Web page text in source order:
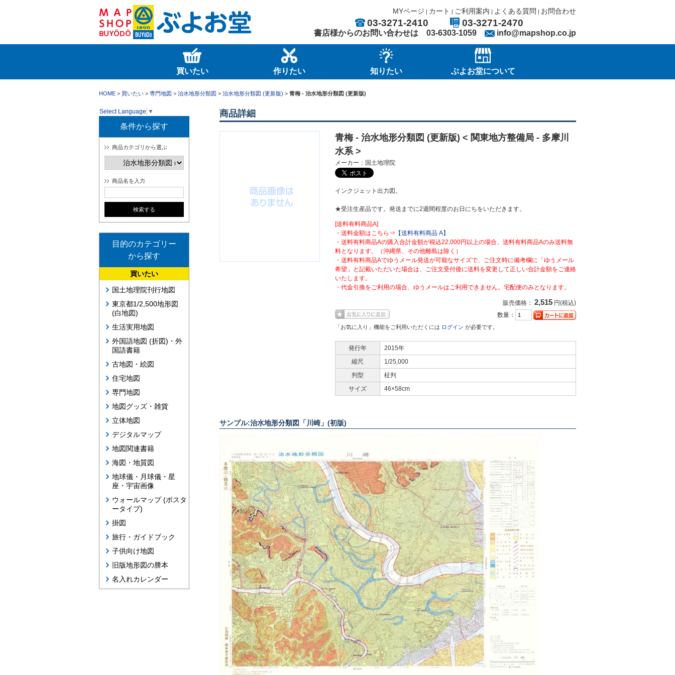
MYページ | カート | ご利用案内 | よくある質問 | お問合わせ
03-3271-2410 03-3271-2470
書店様からのお問い合わせは 03-6303-1059 info@mapshop.co.jp
買いたい 作りたい 知りたい ぶよお堂について
HOME > 買いたい > 専門地図 > 治水地形分類図 > 治水地形分類図 (更新版) > 青梅 - 治水地形分類図 (更新版)
Select Language ▼
条件から探す
商品カテゴリから選ぶ
商品名を入力
目的のカテゴリー
から探す
買いたい
国土地理院刊行地図
東京都1/2,500地形図
(白地図)
生活実用地図
外国語地図 (折図)・外
国語書籍
古地図・絵図
住宅地図
専門地図
地図グッズ・雑貨
立体地図
デジタルマップ
地図関連書籍
海図・地質図
地球儀・月球儀・星
座・宇宙画像
ウォールマップ (ポスタ
ータイプ)
掛図
旅行・ガイドブック
子供向け地図
旧版地形図の謄本
名入れカレンダー
商品詳細
青梅 - 治水地形分類図 (更新版) < 関東地方整備局 - 多摩川
水系 >
メーカー：国土地理院
インクジェット出力図。
★受注生産品です。発送までに2週間程度のお日にちをいただきます。
[送料有料商品A]
・送料金額はこちら⇒ 【送料有料商品 A】
・送料有料商品Aの購入合計金額が税込22,000円以上の場合、送料有料商品Aのみ送料無
料となります。（沖縄県、その他離島は除く）
・送料有料商品Aでゆうメール発送が可能なサイズで、ご注文時に備考欄に「ゆうメール
希望」と記載いただいた場合は、ご注文受付後に送料を変更して正しい合計金額をご連絡
いたします。
・代金引換をご利用の場合、ゆうメールはご利用できません。宅配便のみとなります。
販売価格： 2,515 円(税込)
数量：
「お気に入り」機能をご利用いただくには ログイン が必要です。
発行年
2015年
縮尺
1/25,000
判型
柾判
サイズ
46×58cm
サンプル:治水地形分類図「川崎」(初版)